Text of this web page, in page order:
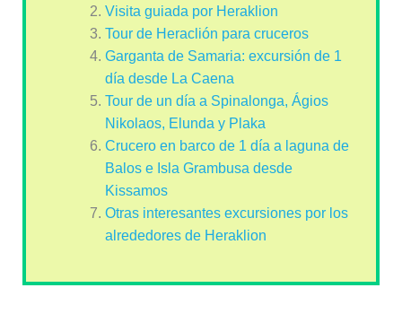
Visita guiada por Heraklion
Tour de Heraclión para cruceros
Garganta de Samaria: excursión de 1
día desde La Caena
Tour de un día a Spinalonga, Ágios
Nikolaos, Elunda y Plaka
Crucero en barco de 1 día a laguna de
Balos e Isla Grambusa desde
Kissamos
Otras interesantes excursiones por los
alrededores de Heraklion